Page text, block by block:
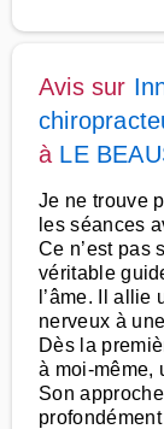
Avis sur
à LE
Je ne trouve
les séances
Ce n’est pas
véritable
l’âme. Il
nerveux à
Dès la
à moi-même,
Son